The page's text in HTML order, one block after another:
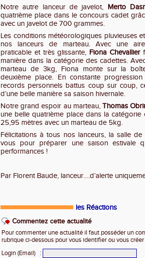
Notre autre lanceur de javelot, Merto
quatrième place dans le concours cadet
avec un javelot de 700 grammes.
Les conditions météorologiques pluvieuses
nos lanceurs de marteau. Avec une
praticable et très glissante, Fiona Chevallier
manière dans la catégorie des cadettes.
marteau de 3kg, Fiona monte sur la
deuxième place. En constante
records personnels battus coup sur coup,
d’une belle manière sa saison hivernale.
Notre grand espoir au marteau, Thomas
une belle quatrième place dans la
25,95 mètres avec un marteau de 5kg.
Félicitations à tous nos lanceurs, la salle de
vous pour préparer une saison estivale
performances !
Par Florent Baude, lanceur….d’alerte
les Réactions
Commentez cette actualité
Pour commenter une actualité il faut posséder un
rubrique ci-dessous pour vous identifier ou vous
Login (Email)
: